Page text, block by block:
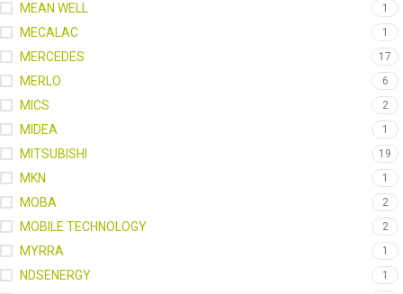
MEAN WELL 1
MECALAC 1
MERCEDES 17
MERLO 6
MICS 2
MIDEA 1
MITSUBISHI 19
MKN 1
MOBA 2
MOBILE TECHNOLOGY 2
MYRRA 1
NDSENERGY 1